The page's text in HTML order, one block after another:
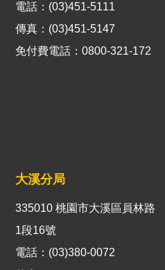
電話：(03)451-5111
傳真：(03)451-5147
免付費電話：0800-321-172
大溪分局
335010 桃園市大溪區員林路
1段16號
電話：(03)380-0072